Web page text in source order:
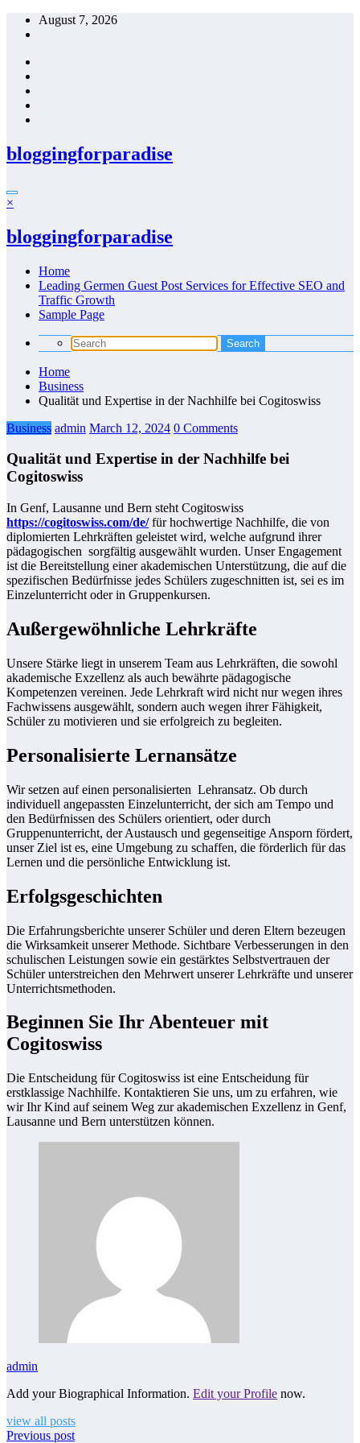
Skip
August 7, 2026
bloggingforparadise
×
bloggingforparadise
Home
Leading Germen Guest Post Services for Effective SEO and
Traffic Growth
Sample Page
Home
Business
Qualität und Expertise in der Nachhilfe bei Cogitoswiss
Business admin March 12, 2024 0 Comments
Qualität und Expertise in der Nachhilfe bei
Cogitoswiss
In Genf, Lausanne und Bern steht Cogitoswiss
https://cogitoswiss.com/de/für hochwertige Nachhilfe, die von
diplomierten Lehrkräften geleistet wird, welche aufgrund ihrer
pädagogischen sorgfältig ausgewählt wurden. Unser Engagement
ist die Bereitstellung einer akademischen Unterstützung, die auf die
spezifischen Bedürfnisse jedes Schülers zugeschnitten ist, sei es im
Einzelunterricht oder in Gruppenkursen.
Außergewöhnliche Lehrkräfte
Unsere Stärke liegt in unserem Team aus Lehrkräften, die sowohl
akademische Exzellenz als auch bewährte pädagogische
Kompetenzen vereinen. Jede Lehrkraft wird nicht nur wegen ihres
Fachwissens ausgewählt, sondern auch wegen ihrer Fähigkeit,
Schüler zu motivieren und sie erfolgreich zu begleiten.
Personalisierte Lernansätze
Wir setzen auf einen personalisierten Lehransatz. Ob durch
individuell angepassten Einzelunterricht, der sich am Tempo und
den Bedürfnissen des Schülers orientiert, oder durch
Gruppenunterricht, der Austausch und gegenseitige Ansporn fördert,
unser Ziel ist es, eine Umgebung zu schaffen, die förderlich für das
Lernen und die persönliche Entwicklung ist.
Erfolgsgeschichten
Die Erfahrungsberichte unserer Schüler und deren Eltern bezeugen
die Wirksamkeit unserer Methode. Sichtbare Verbesserungen in den
schulischen Leistungen sowie ein gestärktes Selbstvertrauen der
Schüler unterstreichen den Mehrwert unserer Lehrkräfte und unserer
Unterrichtsmethoden.
Beginnen Sie Ihr Abenteuer mit
Cogitoswiss
Die Entscheidung für Cogitoswiss ist eine Entscheidung für
erstklassige Nachhilfe. Kontaktieren Sie uns, um zu erfahren, wie
wir Ihr Kind auf seinem Weg zur akademischen Exzellenz in Genf,
Lausanne und Bern unterstützen können.
admin
Add your Biographical Information. Edit your Profile now.
view all posts
Previous post